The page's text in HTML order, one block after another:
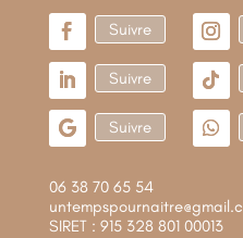
Suivre
Suivre
Suivre
06 38 70 65 54
SIRET : 915 328 801 00013